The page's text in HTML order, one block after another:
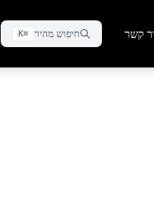
קשר חיפוש מהיר ⌘
K